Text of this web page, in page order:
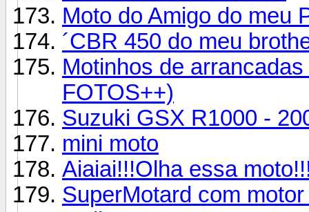
Moto do Amigo do meu
´CBR 450 do meu
Motinhos de
FOTOS++)
Suzuki GSX R1000 -
mini moto
Aiaiai!!!Olha essa
SuperMotard com